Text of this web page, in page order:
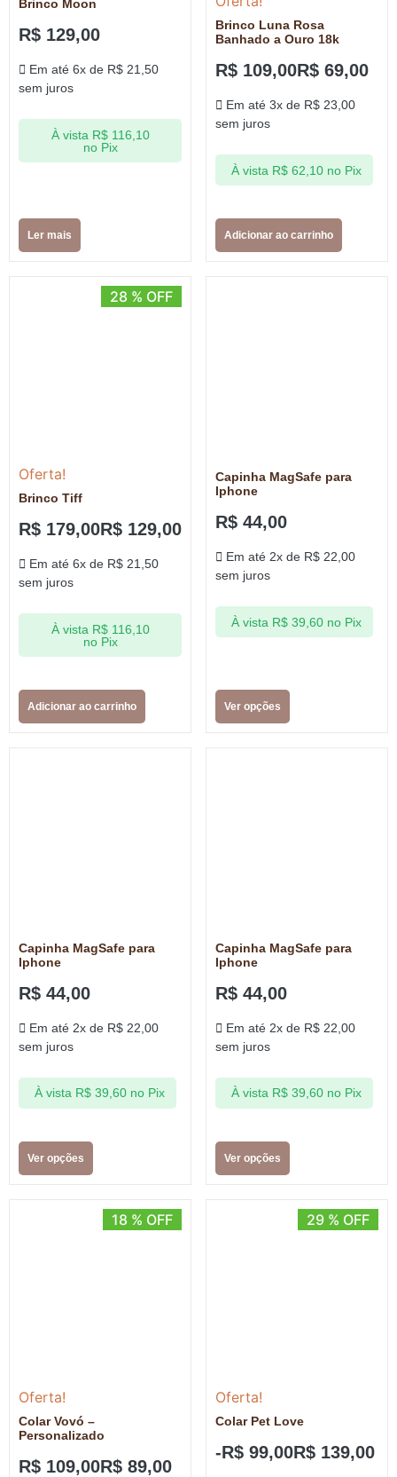
Brinco Moon
R$ 129,00
Em até 6x de R$ 21,50
sem juros
À vista R$116,10
no Pix
Ler mais
Brinco Luna Rosa
Banhado a Ouro 18k
R$ 109,00R$ 69,00
Em até 3x de R$ 23,00
sem juros
À vista R$62,10 no Pix
Adicionar ao carrinho
Oferta!
28 % OFF
Brinco Tiff
R$ 179,00R$ 129,00
Em até 6x de R$ 21,50
sem juros
À vista R$116,10
no Pix
Adicionar ao carrinho
Capinha MagSafe para
Iphone
R$ 44,00
Em até 2x de R$ 22,00
sem juros
À vista R$39,60 no Pix
Ver opções
Capinha MagSafe para
Iphone
R$ 44,00
Em até 2x de R$ 22,00
sem juros
À vista R$39,60 no Pix
Ver opções
Capinha MagSafe para
Iphone
R$ 44,00
Em até 2x de R$ 22,00
sem juros
À vista R$39,60 no Pix
Ver opções
Oferta!
18 % OFF
Colar Vovó –
Personalizado
R$ 109,00R$ 89,00
Oferta!
29 % OFF
Colar Pet Love
R$ 99,00
- R$ 139,00